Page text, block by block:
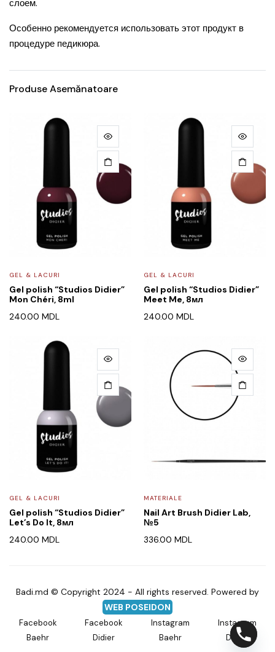
слоем.
Особенно рекомендуется использовать этот продукт в
процедуре педикюра.
Produse Asemănatoare
GEL & LACURI
Gel polish “Studios Didier”
Mon Chéri, 8ml
240.00 MDL
GEL & LACURI
Gel polish “Studios Didier”
Meet Me, 8мл
240.00 MDL
GEL & LACURI
Gel polish “Studios Didier”
Let’s Do It, 8мл
240.00 MDL
MATERIALE
Nail Art Brush Didier Lab,
№5
336.00 MDL
Badi.md © Copyright 2024 - All rights reserved. Powered by
WEB POSEIDON
Facebook
Baehr
Facebook
Didier
Instagram
Baehr
Instagram
Didier